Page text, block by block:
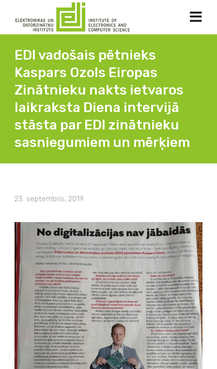
EDI vadošais pētnieks
Kaspars Ozols Eiropas
Zinātnieku nakts ietvaros
laikraksta Diena intervijā
stāsta par EDI zinātnieku
sasniegumiem un mērķiem
23. septembris, 2019